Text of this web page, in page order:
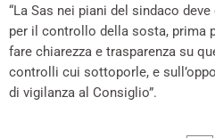
“La Sas nei piani del sindaco
per il controllo della sosta, prima
fare chiarezza e trasparenza su
controlli cui sottoporle, e
di vigilanza al Consiglio”.